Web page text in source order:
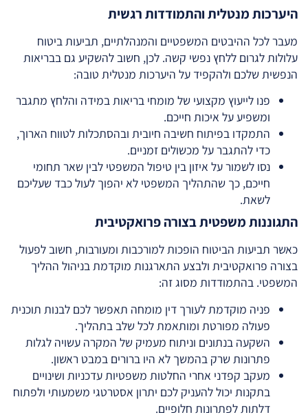
היערכות מנטלית והתמודדות רגשית
מעבר לכל ההיבטים המשפטיים והמנהלתיים, תביעות ביטוח
עלולות לגרום ללחץ נפשי קשה. לכן, חשוב להשקיע גם בבריאות
הנפשית שלכם ולהקפיד על היערכות מנטלית טובה:
פנו לייעוץ מקצועי של מומחי בריאות במידה והלחץ מתגבר
ומשפיע על איכות חייכם.
התמקדו בפיתוח חשיבה חיובית ובהסתכלות לטווח הארוך,
כדי להתגבר על מכשולים זמניים.
נסו לשמור על איזון בין טיפול המשפטי לבין שאר תחומי
חייכם, כך שהתהליך המשפטי לא יהפוך לעול כבד שעליכם
לשאת.
התגוננות משפטית בצורה פרואקטיבית
כאשר תביעות הביטוח הופכות למורכבות ומעורבות, חשוב לפעול
בצורה פרואקטיבית ולבצע התארגנות מוקדמת בניהול ההליך
המשפטי. בהתמודדות מסוג זה:
פניה מוקדמת לעורך דין מומחה תאפשר לכם לבנות תוכנית
פעולה מפורטת ומותאמת לכל שלב בתהליך.
השקעה בנתונים וניתוח מעמיק של המקרה עשויה לגלות
פתרונות שרק בהמשך לא היו ברורים במבט ראשון.
מעקב קפדני אחרי החלטות משפטיות עדכניות ושינויים
בתקנות יכול להעניק לכם יתרון אסטרטגי משמעותי ולפתוח
דלתות לפתרונות חלופיים.